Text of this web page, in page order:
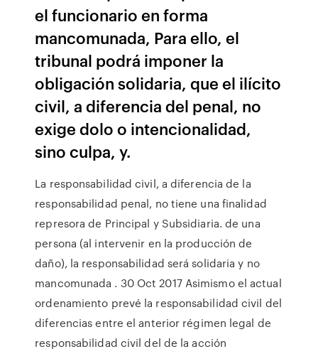
el funcionario en forma
mancomunada, Para ello, el
tribunal podrá imponer la
obligación solidaria, que el ilícito
civil, a diferencia del penal, no
exige dolo o intencionalidad,
sino culpa, y.
La responsabilidad civil, a diferencia de la
responsabilidad penal, no tiene una finalidad
represora de Principal y Subsidiaria. de una
persona (al intervenir en la producción de
daño), la responsabilidad será solidaria y no
mancomunada . 30 Oct 2017 Asimismo el actual
ordenamiento prevé la responsabilidad civil del
diferencias entre el anterior régimen legal de
responsabilidad civil del de la acción